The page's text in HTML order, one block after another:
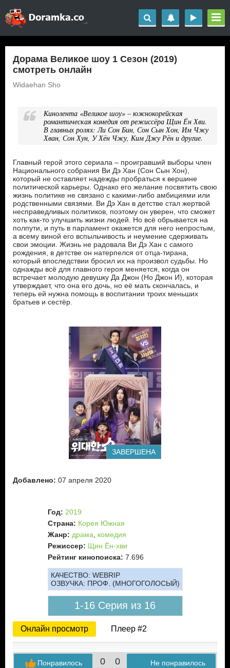
Дорама Великое шоу 1 Сезон (2019)
смотреть онлайн
Widaehan Sho
Кинолента «Великое шоу» – южнокорейская
романтическая комедия от режиссёра Щин Ён Хви.
В главных ролях: Ли Сон Бин, Сон Сын Хон, Им Чжу
Хван, Сон Хун, У Хён Чжу, Ким Джу Рён и другие.
Главный герой этого сериала – проигравший выборы член
Национального собрания Ви Дэ Хан (Сон Сын Хон),
который не оставляет надежды пробраться к вершине
политической карьеры. Однако его желание посвятить свою
жизнь политике не связано с какими-либо амбициями или
родственными связями. Ви Дэ Хан в детстве стал жертвой
несправедливых политиков, поэтому он уверен, что сможет
хоть как-то улучшить жизни людей. Но всё обрывается на
полпути, и путь в парламент окажется для него непростым,
а всему виной его вспыльчивость и неумение сдерживать
свои эмоции. Жизнь не радовала Ви Дэ Хан с самого
рождения, в детстве он натерпелся от отца-тирана,
который впоследствии бросил их на произвол судьбы. Но
однажды всё для главного героя меняется, когда он
встречает молодую девушку Да Джон (Но Джон И), которая
утверждает, что она его дочь, но её мать скончалась, и
теперь ей нужна помощь в воспитании троих меньших
братьев и сестёр.
ЗАВЕРШЕНА
Добавлено: 07 апреля 2020
Год: 2019
Страна: Корея Южная
Жанр: драма
комедия
Режиссер: Щин Ён-хви
Рейтинг кинопоиска: 7.696
КАЧЕСТВО: WEBRIP
ОЗВУЧКА: ПРОФ. (МНОГОГОЛОСЫЙ)
1-16 Серия из 16
Онлайн просмотр Плеер #2
0 0 Не понравилось
Понравилось